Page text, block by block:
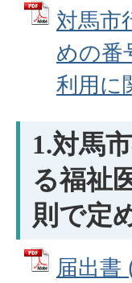
対馬市
めの番
利用に
1.対馬
る福祉
則で定
届出書